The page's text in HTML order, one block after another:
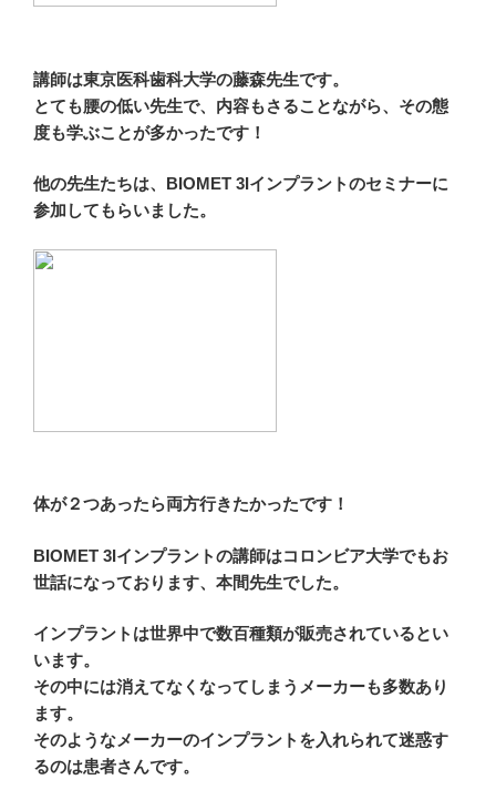
講師は東京医科歯科大学の藤森先生です。
とても腰の低い先生で、内容もさることながら、その態
度も学ぶことが多かったです！
他の先生たちは、BIOMET 3Iインプラントのセミナーに
参加してもらいました。
体が２つあったら両方行きたかったです！
BIOMET 3Iインプラントの講師はコロンビア大学でもお
世話になっております、本間先生でした。
インプラントは世界中で数百種類が販売されているとい
います。
その中には消えてなくなってしまうメーカーも多数あり
ます。
そのようなメーカーのインプラントを入れられて迷惑す
るのは患者さんです。